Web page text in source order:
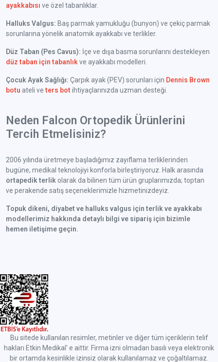
ayakkabısı ve özel tabanlıklar.
Halluks Valgus: Baş parmak yamukluğu (bunyon) ve çekiç parmak
sorunlarına yönelik anatomik ayakkabı ve terlikler.
Düz Taban (Pes Cavus): İçe ve dışa basma sorunlarını destekleyen
düz taban için tabanlık ve ayakkabı modelleri.
Çocuk Ayak Sağlığı: Çarpık ayak (PEV) sorunları için Dennis Brown
botu ateli veters bot ihtiyaçlarınızda uzman desteği.
Neden Falcon Ortopedik Ürünlerini
Tercih Etmelisiniz?
2006 yılında üretmeye başladığımız zayıflama terliklerinden
bugüne, medikal teknolojiyi konforla birleştiriyoruz. Halk arasında
ortapedik terlik olarak da bilinen tüm ürün gruplarımızda; toptan
ve perakende satış seçeneklerimizle hizmetinizdeyiz.
Topuk dikeni, diyabet ve halluks valgus için terlik ve ayakkabı
modellerimiz hakkında detaylı bilgi ve sipariş için bizimle
hemen iletişime geçin.
Bu sitede kullanılan resimler, metinler ve diğer tüm içeriklerin telif
hakları Etkin Medikal' e aittir. Firma izni olmadan basılı veya elektronik
bir ortamda kesinlikle izinsiz olarak kullanılamaz ve çoğaltılamaz.